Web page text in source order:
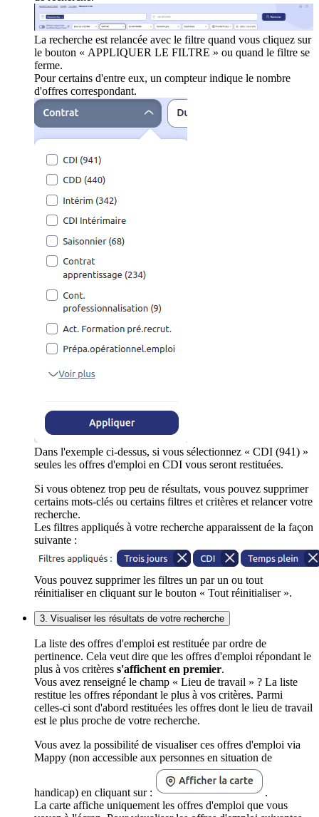
La recherche est relancée avec le filtre quand vous cliquez sur
le bouton « APPLIQUER LE FILTRE » ou quand le filtre se
ferme.
Pour certains d'entre eux, un compteur indique le nombre
d'offres correspondant.
Dans l'exemple ci-dessus, si vous sélectionnez « CDI (941) »
seules les offres d'emploi en CDI vous seront restituées.
Si vous obtenez trop peu de résultats, vous pouvez supprimer
certains mots-clés ou certains filtres et critères et relancer votre
recherche.
Les filtres appliqués à votre recherche apparaissent de la façon
suivante :
Vous pouvez supprimer les filtres un par un ou tout
réinitialiser en cliquant sur le bouton « Tout réinitialiser ».
3. Visualiser les résultats de votre recherche
La liste des offres d'emploi est restituée par ordre de
pertinence. Cela veut dire que les offres d'emploi répondant le
plus à vos critères s'affichent en premier.
Vous avez renseigné le champ « Lieu de travail » ? La liste
restitue les offres répondant le plus à vos critères. Parmi
celles-ci sont d'abord restituées les offres dont le lieu de travail
est le plus proche de votre recherche.
Vous avez la possibilité de visualiser ces offres d'emploi via
Mappy (non accessible aux personnes en situation de
handicap) en cliquant sur :
.
La carte affiche uniquement les offres d'emploi que vous